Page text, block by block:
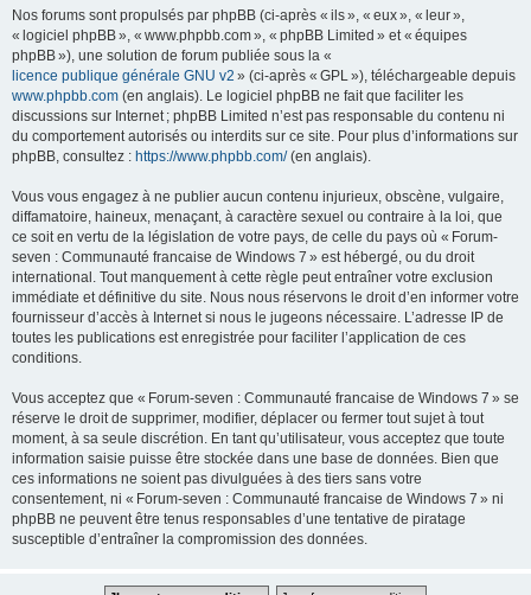
Nos forums sont propulsés par phpBB (ci-après « ils », « eux », « leur »,
« logiciel phpBB », « www.phpbb.com », « phpBB Limited » et « équipes
phpBB »), une solution de forum publiée sous la «
licence publique générale GNU v2 » (ci-après « GPL »), téléchargeable depuis
www.phpbb.com (en anglais). Le logiciel phpBB ne fait que faciliter les
discussions sur Internet ; phpBB Limited n’est pas responsable du contenu ni
du comportement autorisés ou interdits sur ce site. Pour plus d’informations sur
phpBB, consultez : https://www.phpbb.com/(en anglais).
Vous vous engagez à ne publier aucun contenu injurieux, obscène, vulgaire,
diffamatoire, haineux, menaçant, à caractère sexuel ou contraire à la loi, que
ce soit en vertu de la législation de votre pays, de celle du pays où « Forum-
seven : Communauté francaise de Windows 7 » est hébergé, ou du droit
international. Tout manquement à cette règle peut entraîner votre exclusion
immédiate et définitive du site. Nous nous réservons le droit d’en informer votre
fournisseur d’accès à Internet si nous le jugeons nécessaire. L’adresse IP de
toutes les publications est enregistrée pour faciliter l’application de ces
conditions.
Vous acceptez que « Forum-seven : Communauté francaise de Windows 7 » se
réserve le droit de supprimer, modifier, déplacer ou fermer tout sujet à tout
moment, à sa seule discrétion. En tant qu’utilisateur, vous acceptez que toute
information saisie puisse être stockée dans une base de données. Bien que
ces informations ne soient pas divulguées à des tiers sans votre
consentement, ni « Forum-seven : Communauté francaise de Windows 7 » ni
phpBB ne peuvent être tenus responsables d’une tentative de piratage
susceptible d’entraîner la compromission des données.